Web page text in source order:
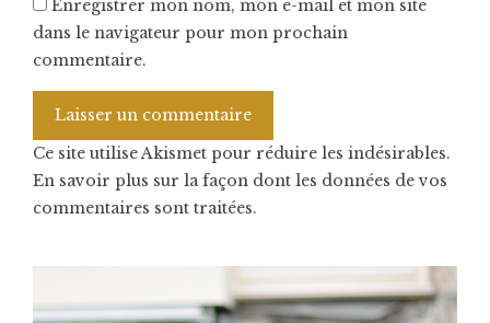
Enregistrer mon nom, mon e-mail et mon site
dans le navigateur pour mon prochain
commentaire.
Ce site utilise Akismet pour réduire les indésirables.
En savoir plus sur la façon dont les données de vos
commentaires sont traitées.